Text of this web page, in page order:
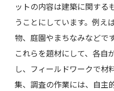
ットの内容は建築に関する
うことにしています。例え
物、庭園やまちなみなどです
これらを題材にして、各自
し、フィールドワークで材
集、調査の作業には、自主